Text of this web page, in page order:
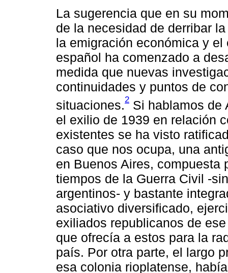
La sugerencia que en su
de la necesidad de derribar
la emigración económica y
español ha comenzado a
medida que nuevas
continuidades y puntos de
situaciones.2 Si hablamos de
el exilio de 1939 en relación
existentes se ha visto
caso que nos ocupa, una
en Buenos Aires, compuesta
tiempos de la Guerra Civil -
argentinos- y bastante
asociativo diversificado,
exiliados republicanos de
que ofrecía a estos para la
país. Por otra parte, el largo
esa colonia rioplatense,